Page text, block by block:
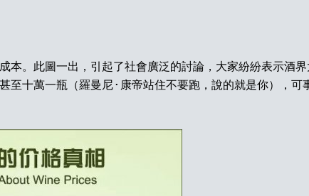
本。此圖一出，引起了社會廣泛的討論，大家紛紛表示酒界
至十萬一瓶（羅曼尼·康帝站住不要跑，說的就是你），可